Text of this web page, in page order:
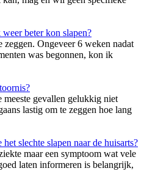
beter kon slapen?
Ongeveer 6 weken nadat
was begonnen, kon ik
meeste gevallen gelukkig niet
lastig om te zeggen hoe lang
slechte slapen naar de huisarts?
maar een symptoom wat vele
laten informeren is belangrijk,